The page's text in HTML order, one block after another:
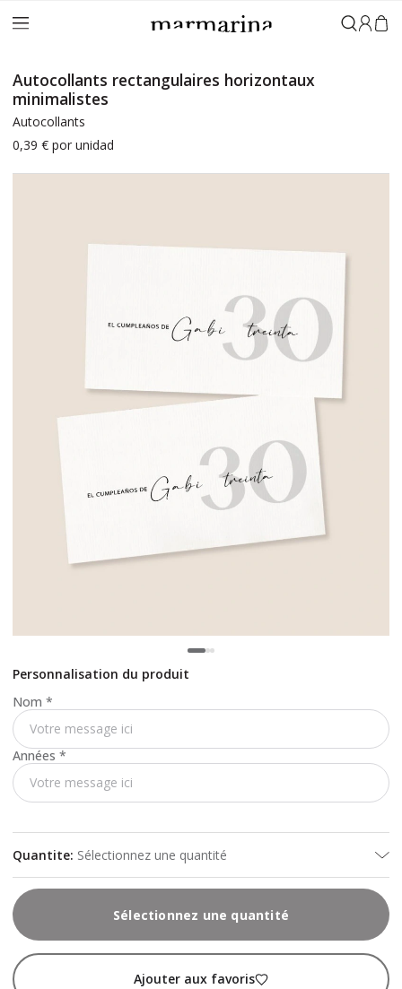
Autocollants rectangulaires horizontaux
minimalistes
Autocollants
0,39 € por unidad
Personnalisation du produit
Nom *
Années *
Quantite: Sélectionnez une quantité
Sélectionnez une quantité
Ajouter aux favoris